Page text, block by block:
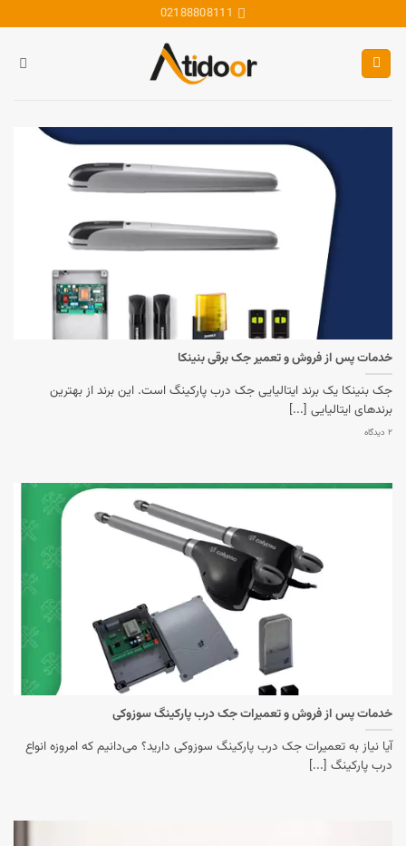
to
content
02188808111
خدمات پس از فروش و تعمیر جک برقی بنینکا
جک بنینکا یک برند ایتالیایی جک درب پارکینگ است. این برند از بهترین
برندهای ایتالیایی [...]
۲ دیدگاه
خدمات پس از فروش و تعمیرات جک درب پارکینگ سوزوکی
آیا نیاز به تعمیرات جک درب پارکینگ سوزوکی دارید؟ می‌دانیم که امروزه انواع
درب پارکینگ [...]